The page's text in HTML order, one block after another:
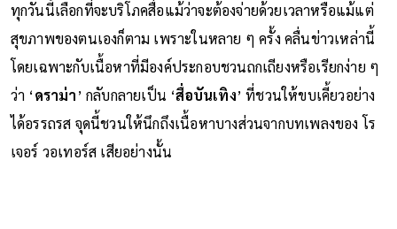
ทุกวันนี้เลือกที่จะบริโภคสื่อแม้ว่าจะต้องจ่ายด้วยเวลาหรือแม้แต่
สุขภาพของตนเองก็ตาม เพราะในหลาย ๆ ครั้ง คลื่นข่าวเหล่านี้
โดยเฉพาะกับเนื้อหาที่มีองค์ประกอบชวนถกเถียงหรือเรียกง่าย ๆ
ว่า ‘ดราม่า’ กลับกลายเป็น ‘สื่อบันเทิง’ ที่ชวนให้ขบเคี้ยวอย่าง
ได้อรรถรส จุดนี้ชวนให้นึกถึงเนื้อหาบางส่วนจากบทเพลงของ โร
เจอร์ วอเทอร์ส เสียอย่างนั้น